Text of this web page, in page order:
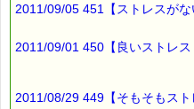
■ｅパスタイム通信編集長 ル
━━━━☆
地区祭りがあったんですが
2011/09/05 451【ストレスがな
2011/09/01 450【良いストレス
2011/08/29 449【そもそもスト